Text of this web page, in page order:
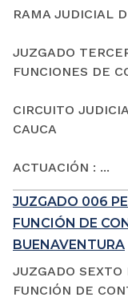
RAMA JUDICIAL
JUZGADO
FUNCIONES DE
CIRCUITO
CAUCA
ACTUACIÓN : ...
JUZGADO 006
FUNCIÓN DE
BUENAVENTURA
JUZGADO SEXTO
FUNCIÓN DE